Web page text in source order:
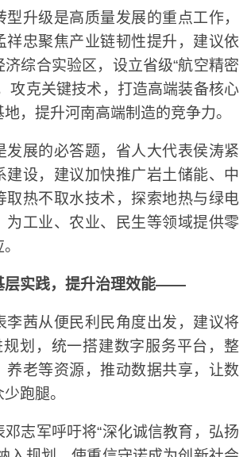
级是高质量发展的重点工作，
祥忠聚焦产业链韧性提升，建议依
综合实验区，设立省级“航空精密
攻克关键技术，打造高端装备核心
，提升河南高端制造的竞争力。
展的必答题，省人大代表侯涛紧
建设，建议加快推广岩土储能、中
取热不取水技术，探索地热与绿电
为工业、农业、民生等领域提供零
层实践，提升治理效能——
茜从便民利民角度出发，建议将
规划，统一搭建数字服务平台，整
养老等资源，推动数据共享，让数
跑腿。
军呼吁将“深化诚信教育，弘扬